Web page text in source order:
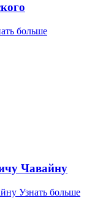
больше
Чавайну
Узнать больше